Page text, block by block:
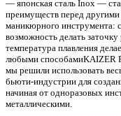
— японская сталь Inox —
преимуществ перед
маникюрного инструмента:
возможность делать
температура плавления
любыми способамиKAIZER
мы решили использовать
бьюти-индустрии для
начиная от одноразовых
металлическими.